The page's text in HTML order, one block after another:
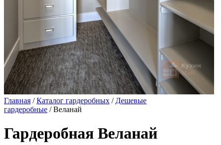
Главная /Каталог гардеробных / Дешевые
гардеробные / Веланай
Гардеробная Веланай